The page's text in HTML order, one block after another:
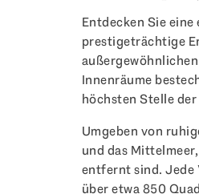
Entdecken Sie
prestigeträchtige
Innenräume
höchsten Stelle
Umgeben von
und das
entfernt sind. Jede
über etwa 850